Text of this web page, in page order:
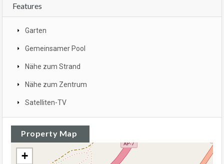
Features
Garten
Gemeinsamer Pool
Nähe zum Strand
Nähe zum Zentrum
Satelliten-TV
Property Map
+